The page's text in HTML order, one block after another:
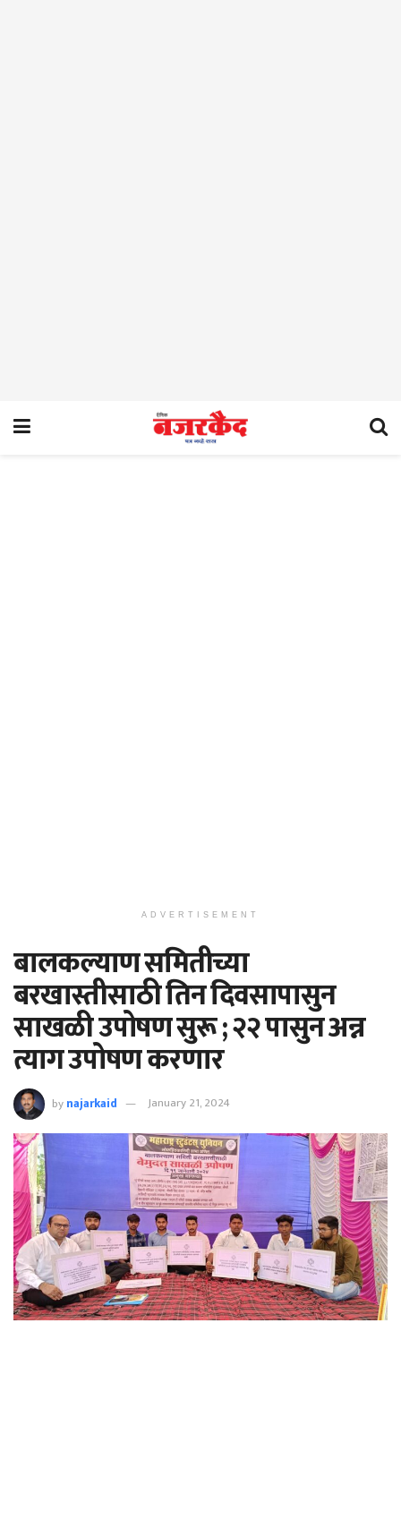
ADVERTISEMENT
बालकल्याण समितीच्या
बरखास्तीसाठी तिन दिवसापासुन
साखळी उपोषण सुरू ; २२ पासुन अन्न
त्याग उपोषण करणार
bynajarkaid January 21, 2024